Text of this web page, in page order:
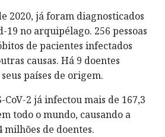
2020, já foram diagnosticados
19 no arquipélago. 256 pessoas
de pacientes infectados
causas. Há 9 doentes
países de origem.
CoV-2 já infectou mais de 167,3
todo o mundo, causando a
milhões de doentes.